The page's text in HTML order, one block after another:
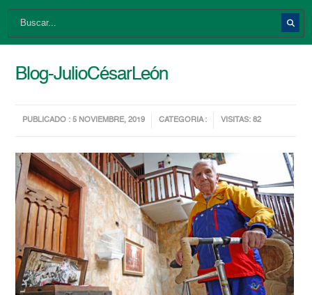
Blog-JulioCésarLeón
PUBLICADO : 5 NOVIEMBRE, 2019 CATEGORIA : VISITAS: 82